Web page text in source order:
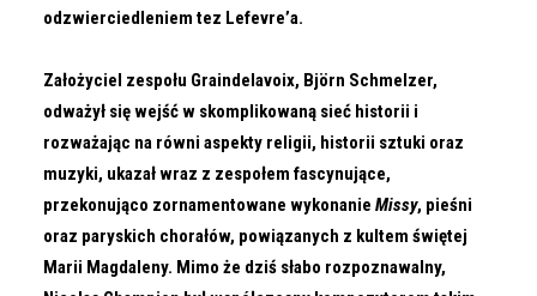
odzwierciedleniem tez Lefevre’a.
Założyciel zespołu Graindelavoix, Björn Schmelzer,
odważył się wejść w skomplikowaną sieć historii i
rozważając na równi aspekty religii, historii sztuki oraz
muzyki, ukazał wraz z zespołem fascynujące,
przekonująco zornamentowane wykonanie Missy, pieśni
oraz paryskich chorałów, powiązanych z kultem świętej
Marii Magdaleny. Mimo że dziś słabo rozpoznawalny,